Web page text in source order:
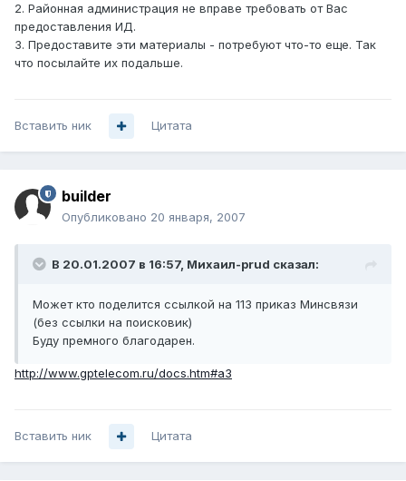
2. Районная администрация не вправе требовать от Вас
предоставления ИД.
3. Предоставите эти материалы - потребуют что-то еще. Так
что посылайте их подальше.
Вставить ник Цитата
builder
Опубликовано 20 января, 2007
В 20.01.2007 в 16:57, Михаил-prud сказал:
Может кто поделится ссылкой на 113 приказ Минсвязи
(без ссылки на поисковик)
Буду премного благодарен.
http://www.gptelecom.ru/docs.htm#a3
Вставить ник Цитата